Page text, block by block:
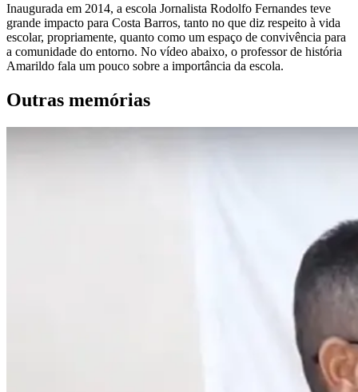
Inaugurada em 2014, a escola Jornalista Rodolfo Fernandes teve
grande impacto para Costa Barros, tanto no que diz respeito à vida
escolar, propriamente, quanto como um espaço de convivência para
a comunidade do entorno. No vídeo abaixo, o professor de história
Amarildo fala um pouco sobre a importância da escola.
Outras memórias